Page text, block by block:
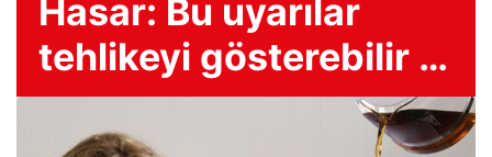
Hasar: Bu uyarılar
tehlikeyi gösterebilir …